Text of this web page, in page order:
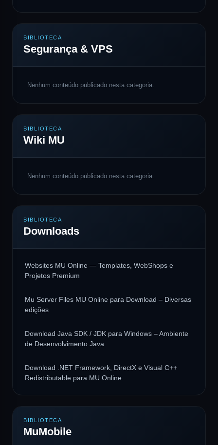
BIBLIOTECA
Segurança & VPS
Nenhum conteúdo publicado nesta categoria.
BIBLIOTECA
Wiki MU
Nenhum conteúdo publicado nesta categoria.
BIBLIOTECA
Downloads
Websites MU Online — Templates, WebShops e
Projetos Premium
Mu Server Files MU Online para Download – Diversas
edições
Download Java SDK / JDK para Windows – Ambiente
de Desenvolvimento Java
Download .NET Framework, DirectX e Visual C++
Redistributable para MU Online
BIBLIOTECA
MuMobile